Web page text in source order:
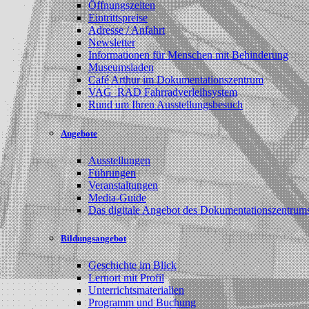
Öffnungszeiten
Eintrittspreise
Adresse / Anfahrt
Newsletter
Informationen für Menschen mit Behinderung
Museumsladen
Café Arthur im Dokumentationszentrum
VAG_RAD Fahrradverleihsystem
Rund um Ihren Ausstellungsbesuch
Angebote
Ausstellungen
Führungen
Veranstaltungen
Media-Guide
Das digitale Angebot des
Bildungsangebot
Geschichte im Blick
Lernort mit Profil
Unterrichtsmaterialien
Programm und Buchung